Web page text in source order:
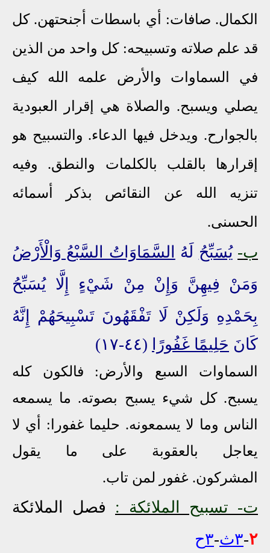
الكمال. صافات: أي باسطات أجنحتهن. كل
قد علم صلاته وتسبيحه: كل واحد من الذين
في السماوات والأرض علمه الله كيف
يصلي ويسبح. والصلاة هي إقرار العبودية
بالجوارح. ويدخل فيها الدعاء. والتسبيح هو
إقرارها بالقلب بالكلمات والنطق. وفيه
تنزيه الله عن النقائص بذكر أسمائه
الحسنى.
ب- يُسَبِّحُ لَهُ
السَّمَاوَاتُ السَّبْعُ وَالْأَرْضُ
وَمَنْ فِيهِنَّ وَإِنْ مِنْ شَيْءٍ إِلَّا يُسَبِّحُ
بِحَمْدِهِ وَلَكِنْ لَا تَفْقَهُونَ تَسْبِيحَهُمْ
إِنَّهُ
كَانَ حَلِيمًا غَفُورًا (٤٤-١٧)
السماوات السبع والأرض: فالكون كله
يسبح. كل شيء يسبح بصوته. ما يسمعه
الناس وما لا يسمعونه. حليما غفورا: أي لا
يعاجل بالعقوبة على ما يقول
المشركون. غفور لمن تاب.
ت- تسبيح الملائكة : فصل الملائكة
٢-٣ث -٣ح